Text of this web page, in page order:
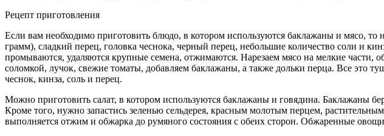
Рецепт приготовления
Если вам необходимо приготовить блюдо, в котором используются баклажаны и мясо,
грамм), сладкий перец, головка чеснока, черный перец, небольшие количество соли и
промываются, удаляются крупные семена, отжимаются. Нарезаем мясо на мелкие части,
соломкой, лучок, свежие томаты, добавляем баклажаны, а также дольки перца. Все это
чеснок, кинза, соль и перец.
Можно приготовить салат, в котором используются баклажаны и говядина. Баклажаны
Кроме того, нужно запастись зеленью сельдерея, красным молотым перцем,
выполняется отжим и обжарка до румяного состояния с обеих сторон. Обжаренные